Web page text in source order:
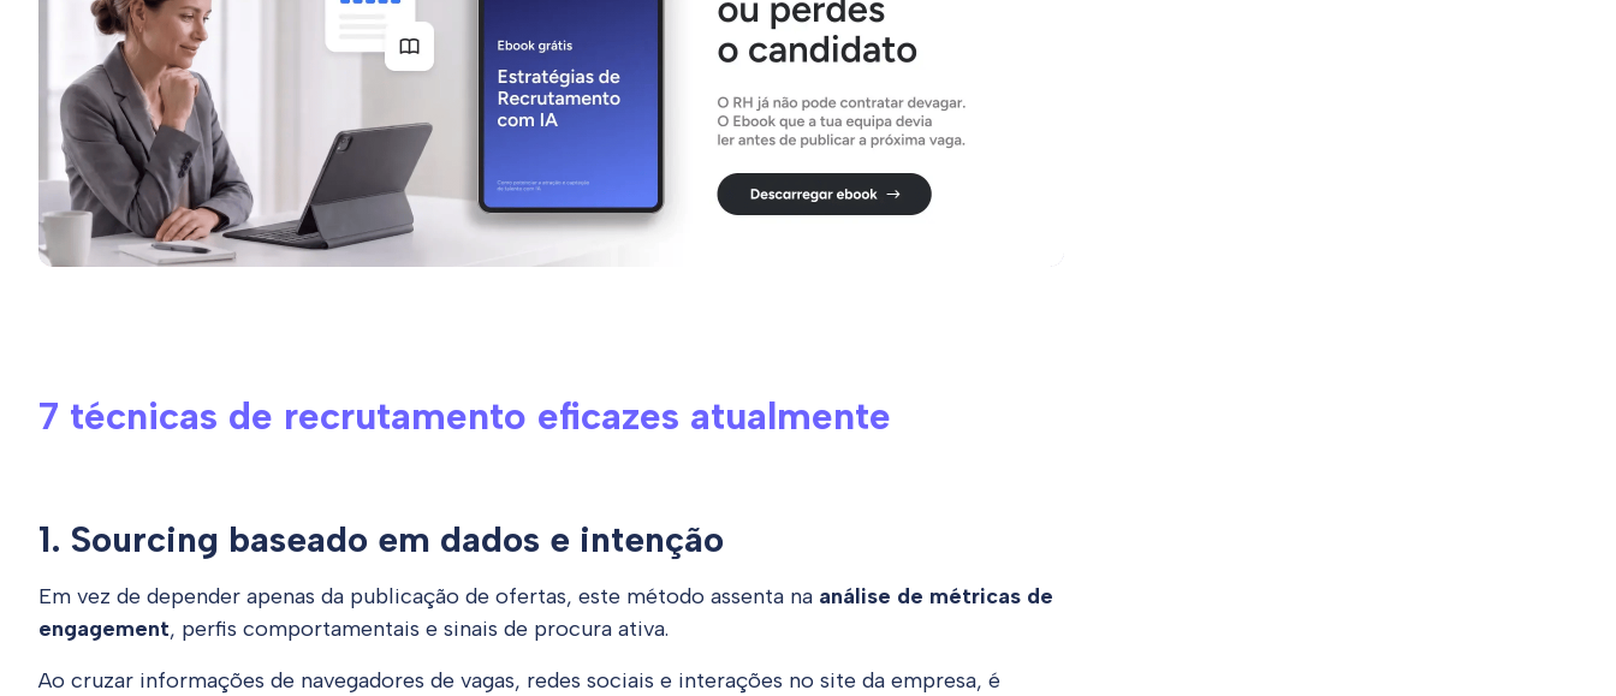
7 técnicas de recrutamento eficazes atualmente
1. Sourcing baseado em dados e intenção
Em vez de depender apenas da publicação de ofertas, este método assenta na análise de métricas de
engagement, perfis comportamentais e sinais de procura ativa.
Ao cruzar informações de navegadores de vagas, redes sociais e interações no site da empresa, é